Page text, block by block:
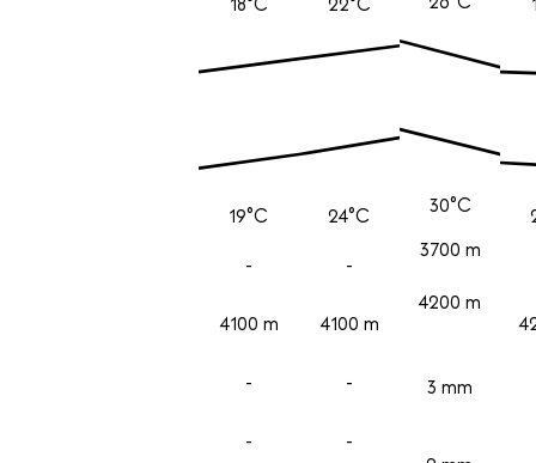
19°C
-
4100 m
-
-
24°C
-
4100 m
-
-
30°C
3700 m
4200 m
3 mm